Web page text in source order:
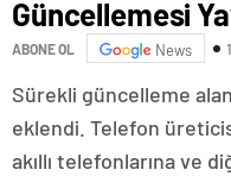
Güncellemesi
ABONE OL News
Sürekli güncelleme
eklendi. Telefon
akıllı telefonlarına ve